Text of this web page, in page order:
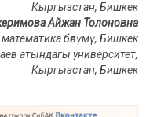
Кыргызстан, Бишкек
Айжан Толоновна
бөлүмү, Бишкек
атындагы университет,
Кыргызстан, Бишкек